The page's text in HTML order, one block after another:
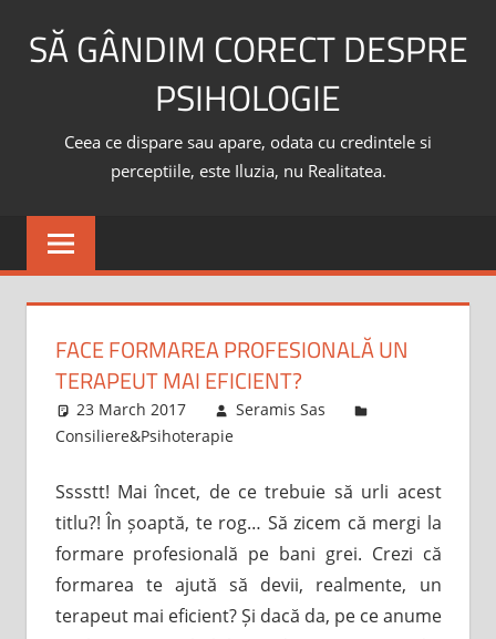
SĂ GÂNDIM CORECT DESPRE
PSIHOLOGIE
Ceea ce dispare sau apare, odata cu credintele si
perceptiile, este Iluzia, nu Realitatea.
FACE FORMAREA PROFESIONALĂ UN
TERAPEUT MAI EFICIENT?
23 March 2017
Seramis Sas
Consiliere&Psihoterapie
Sssstt! Mai încet, de ce trebuie să urli acest
titlu?! În șoaptă, te rog… Să zicem că mergi la
formare profesională pe bani grei. Crezi că
formarea te ajută să devii, realmente, un
terapeut mai eficient? Și dacă da, pe ce anume